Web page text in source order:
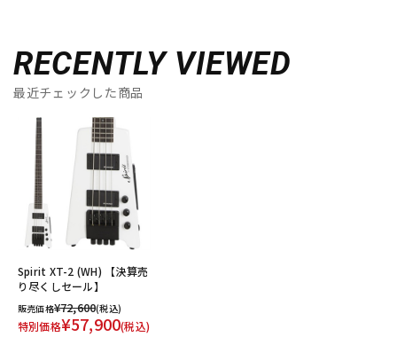
RECENTLY VIEWED
最近チェックした商品
Spirit XT-2 (WH) 【決算売
り尽くしセール】
販売価格¥72,600(税込)
特別価格¥57,900(税込)